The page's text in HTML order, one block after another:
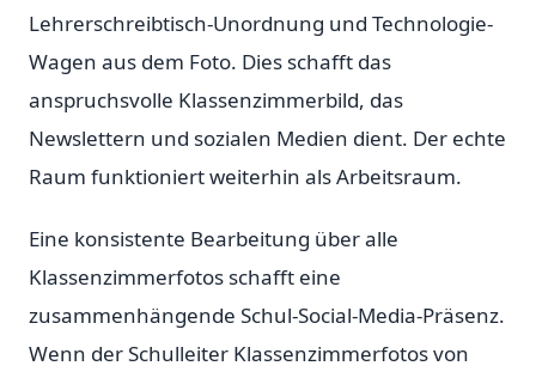
Lehrerschreibtisch-Unordnung und Technologie-
Wagen aus dem Foto. Dies schafft das
anspruchsvolle Klassenzimmerbild, das
Newslettern und sozialen Medien dient. Der echte
Raum funktioniert weiterhin als Arbeitsraum.
Eine konsistente Bearbeitung über alle
Klassenzimmerfotos schafft eine
zusammenhängende Schul-Social-Media-Präsenz.
Wenn der Schulleiter Klassenzimmerfotos von